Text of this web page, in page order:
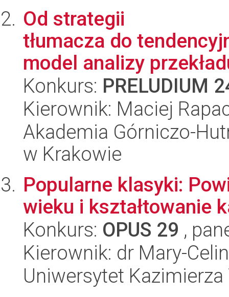
Od strategii
tłumacza do
model analizy
Konkurs: PRELUDIUM
Kierownik: Maciej
Akademia Górniczo-
w Krakowie
Popularne klasyki:
wieku i kształtowanie
Konkurs: OPUS 29 ,
Kierownik: dr Mary-
Uniwersytet